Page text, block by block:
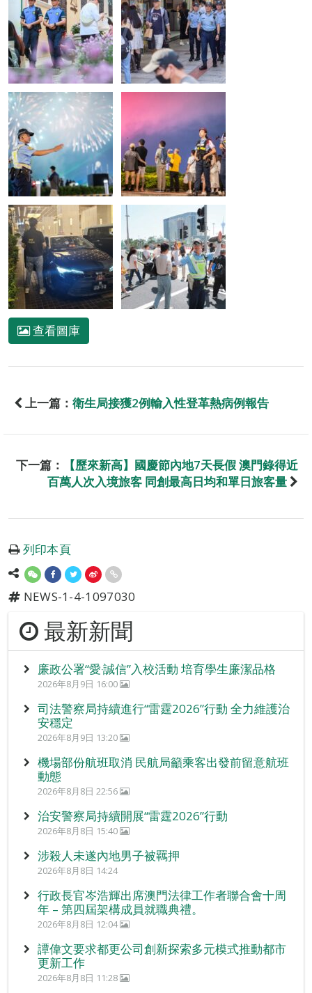
查看圖庫
上一篇： 衛生局接獲2例輸入性登革熱病例報告
下一篇：
【歷來新高】國慶節內地7天長假 澳門錄得近
百萬人次入境旅客 同創最高日均和單日旅客量
列印本頁
NEWS-1-4-1097030
最新新聞
廉政公署“愛‧誠信”入校活動 培育學生廉潔品格
2026年8月9日 16:00
司法警察局持續進行“雷霆2026”行動 全力維護治
安穩定
2026年8月9日 13:20
機場部份航班取消 民航局籲乘客出發前留意航班
動態
2026年8月8日 22:56
治安警察局持續開展“雷霆2026”行動
2026年8月8日 15:40
涉殺人未遂內地男子被羈押
2026年8月8日 14:24
行政長官岑浩輝出席澳門法律工作者聯合會十周
年 – 第四屆架構成員就職典禮。
2026年8月8日 12:04
譚偉文要求都更公司創新探索多元模式推動都市
更新工作
2026年8月8日 11:28